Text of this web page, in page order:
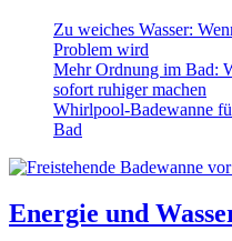
Zu weiches Wasser:
Problem wird
Mehr Ordnung im Bad:
sofort ruhiger machen
Whirlpool-Badewanne
Bad
Energie und